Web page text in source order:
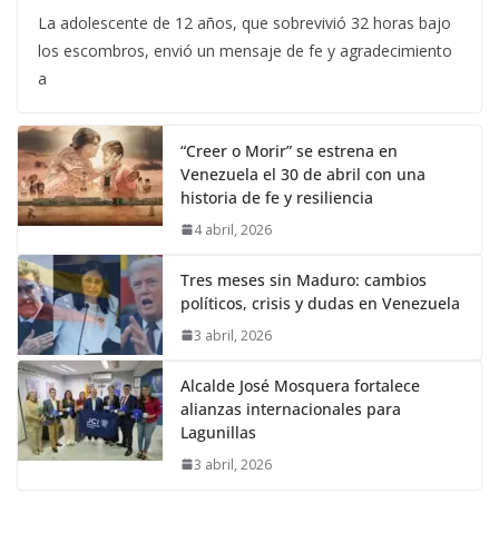
La adolescente de 12 años, que sobrevivió 32 horas bajo
los escombros, envió un mensaje de fe y agradecimiento
a
“Creer o Morir” se estrena en
Venezuela el 30 de abril con una
historia de fe y resiliencia
4 abril, 2026
Tres meses sin Maduro: cambios
políticos, crisis y dudas en Venezuela
3 abril, 2026
Alcalde José Mosquera fortalece
alianzas internacionales para
Lagunillas
3 abril, 2026